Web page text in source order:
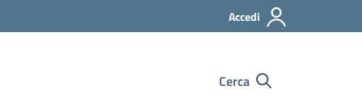
Accedi
Cerca